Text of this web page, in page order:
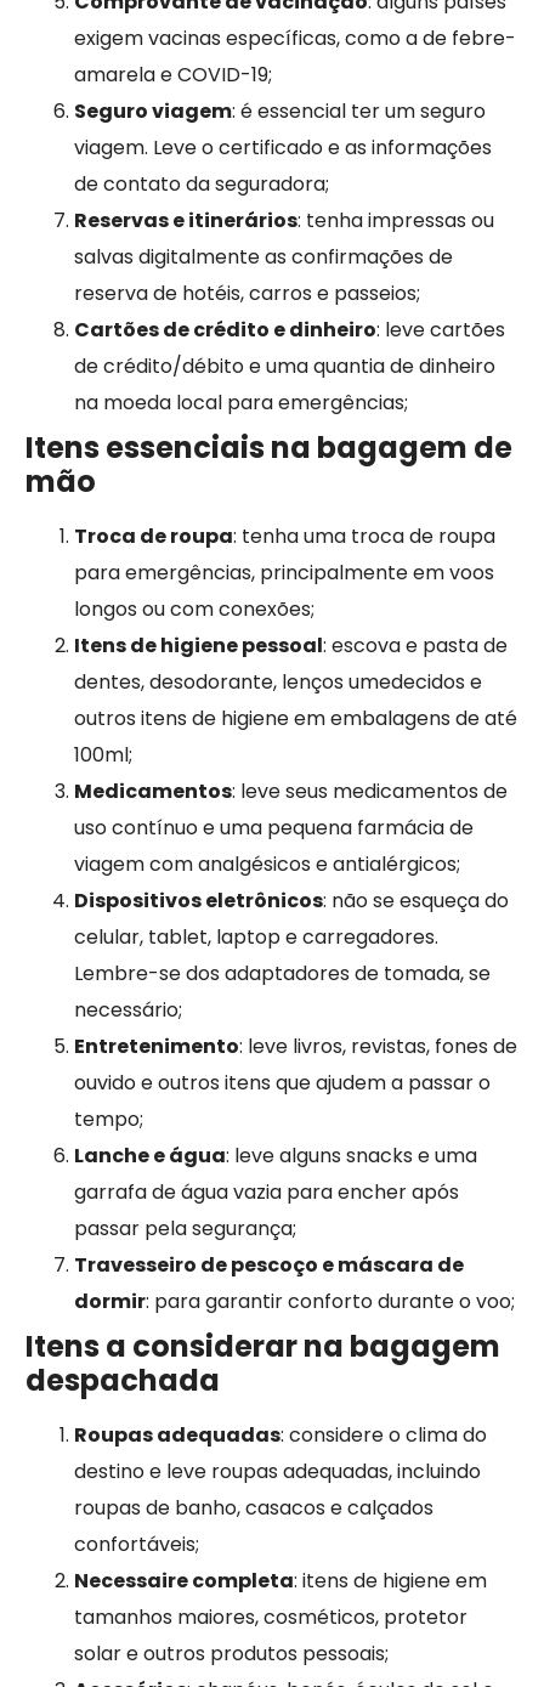
exigem vacinas específicas, como a de febre-
amarela e COVID-19;
Seguro viagem: é essencial ter um seguro
viagem. Leve o certificado e as informações
de contato da seguradora;
Reservas e itinerários: tenha impressas ou
salvas digitalmente as confirmações de
reserva de hotéis, carros e passeios;
Cartões de crédito e dinheiro: leve cartões
de crédito/débito e uma quantia de dinheiro
na moeda local para emergências;
Itens essenciais na bagagem de
mão
Troca de roupa: tenha uma troca de roupa
para emergências, principalmente em voos
longos ou com conexões;
Itens de higiene pessoal: escova e pasta de
dentes, desodorante, lenços umedecidos e
outros itens de higiene em embalagens de até
100ml;
Medicamentos: leve seus medicamentos de
uso contínuo e uma pequena farmácia de
viagem com analgésicos e antialérgicos;
Dispositivos eletrônicos: não se esqueça do
celular, tablet, laptop e carregadores.
Lembre-se dos adaptadores de tomada, se
necessário;
Entretenimento: leve livros, revistas, fones de
ouvido e outros itens que ajudem a passar o
tempo;
Lanche e água: leve alguns snacks e uma
garrafa de água vazia para encher após
passar pela segurança;
Travesseiro de pescoço e máscara de
dormir: para garantir conforto durante o voo;
Itens a considerar na bagagem
despachada
Roupas adequadas: considere o clima do
destino e leve roupas adequadas, incluindo
roupas de banho, casacos e calçados
confortáveis;
Necessaire completa: itens de higiene em
tamanhos maiores, cosméticos, protetor
solar e outros produtos pessoais;